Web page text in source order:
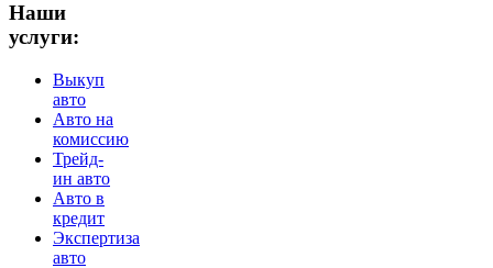
Наши
услуги:
Выкуп
авто
Авто на
комиссию
Трейд-
ин авто
Авто в
кредит
Экспертиза
авто